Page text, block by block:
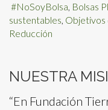
#NoSoyBolsa, Bolsas
sustentables, Objetivos
Reducción
NUESTRA
“En Fundación